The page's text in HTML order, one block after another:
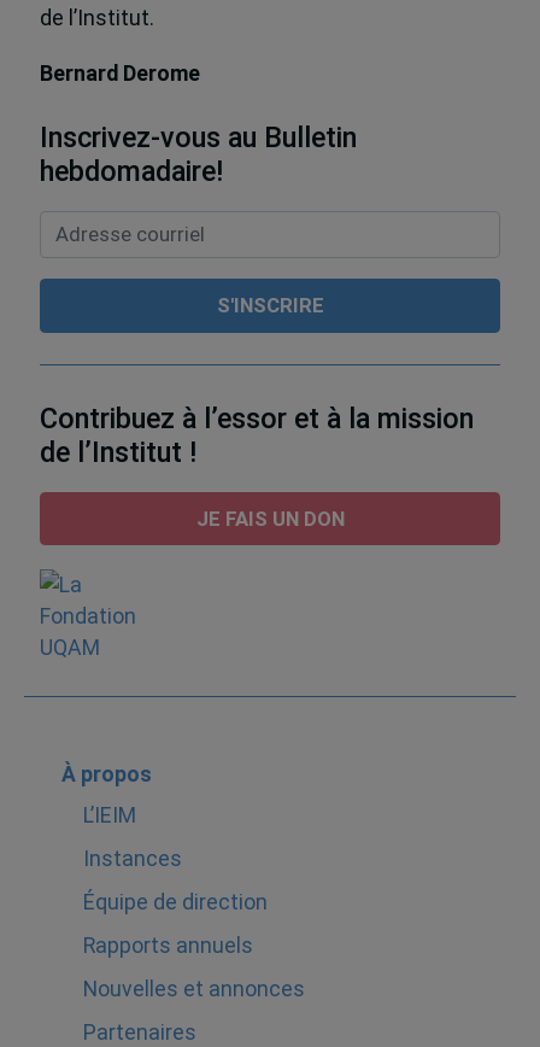
de l’Institut.
Bernard Derome
Inscrivez-vous au Bulletin
hebdomadaire!
Contribuez à l’essor et à la mission
de l’Institut !
JE FAIS UN DON
À propos
L’IEIM
Instances
Équipe de direction
Rapports annuels
Nouvelles et annonces
Partenaires